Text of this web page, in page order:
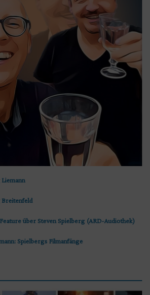
über Steven Spielberg (ARD-Audiothek)
Spielbergs Filmanfänge